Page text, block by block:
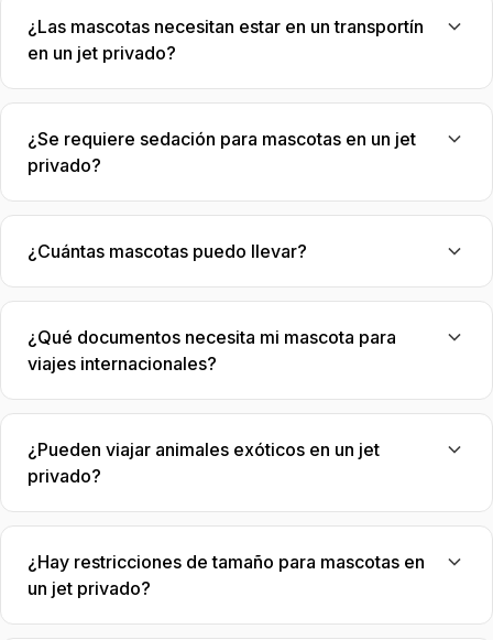
¿Las mascotas necesitan estar en un transportín
en un jet privado?
¿Se requiere sedación para mascotas en un jet
privado?
¿Cuántas mascotas puedo llevar?
¿Qué documentos necesita mi mascota para
viajes internacionales?
¿Pueden viajar animales exóticos en un jet
privado?
¿Hay restricciones de tamaño para mascotas en
un jet privado?